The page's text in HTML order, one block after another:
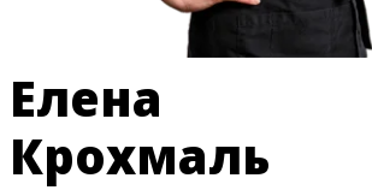
Елена
Крохмаль